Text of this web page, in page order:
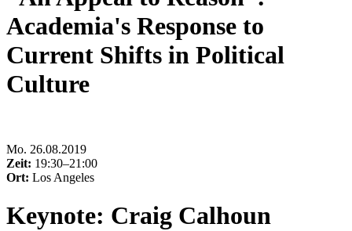
Academia's Response to
Current Shifts in Political
Culture
Mo. 26.08.2019
Zeit: 19:30–21:00
Ort: Los Angeles
Keynote: Craig Calhoun